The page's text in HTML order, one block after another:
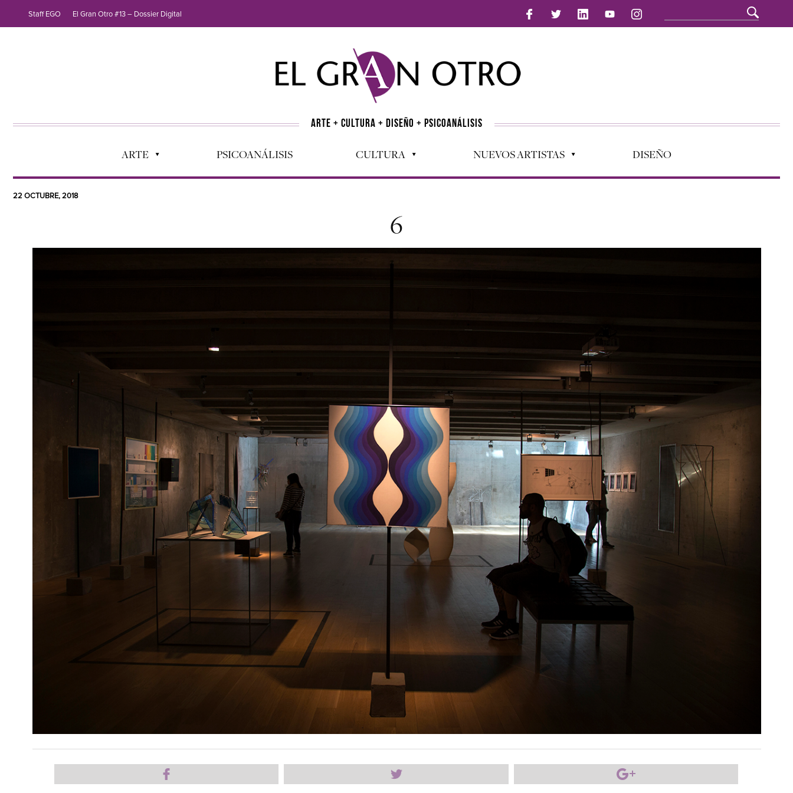
Staff EGO El Gran Otro #13 – Dossier Digital
ARTE + CULTURA + DISEÑO + PSICOANÁLISIS
ARTE PSICOANÁLISIS CULTURA NUEVOS ARTISTAS DISEÑO
22 OCTUBRE, 2018
6